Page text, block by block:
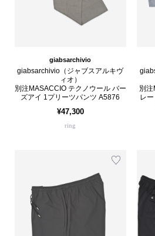
giabsarchivio
giabsarchivio（ジャブスアルキヴ
ィオ）
別注MASACCIO テクノウール バー
ズアイ 1プリーツパンツ A5876
¥47,300
ring
別
レ